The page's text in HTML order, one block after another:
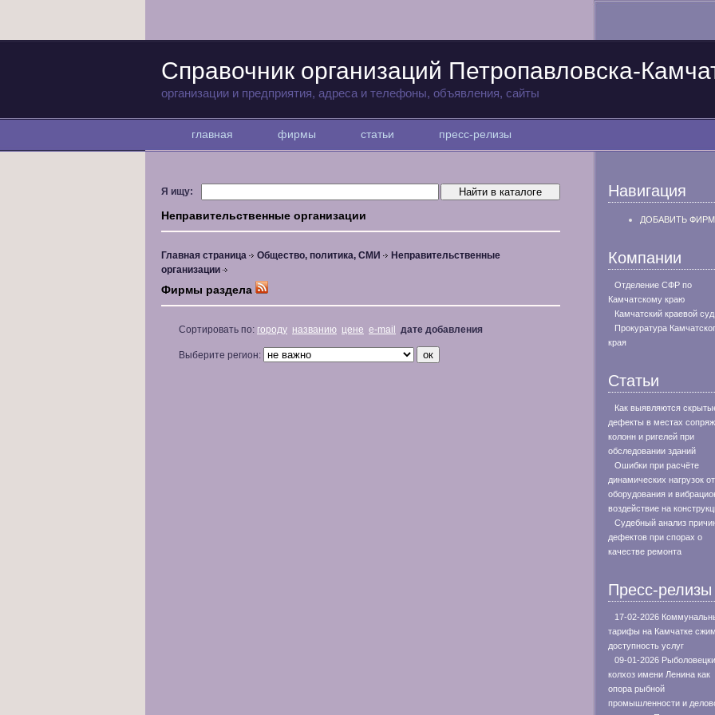
Справочник организаций Петропавловска-
организации и предприятия, адреса и телефоны, объявления, сайты
главная фирмы статьи пресс-релизы
Я ищу:
Неправительственные организации
Главная страница Общество, политика, СМИ
Неправительственные
организации
Фирмы раздела
Сортировать по: городу названию цене e-mail дате добавления
Выберите регион:
Навигация
ДОБАВИТЬ
Компании
Отделение СФР по
Камчатскому краю
Камчатский краевой суд
Прокуратура
края
Статьи
Как выявляются
дефекты в местах
колонн и ригелей при
обследовании зданий
Ошибки при расчёте
динамических нагрузок от
оборудования и
воздействие на
Судебный анализ
дефектов при спорах о
качестве ремонта
Пресс-релизы
17-02-2026
тарифы на Камчатке
доступность услуг
09-01-2026
колхоз имени Ленина как
опора рыбной
промышленности и